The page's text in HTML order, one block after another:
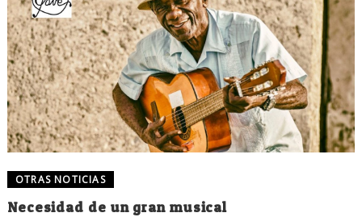
OTRAS NOTICIAS
Necesidad de un gran musical